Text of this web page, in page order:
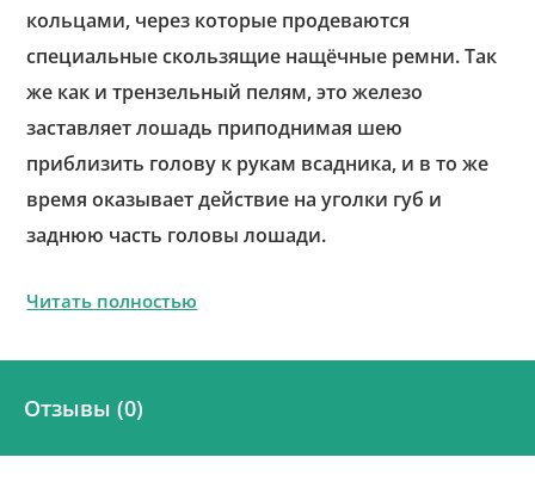
кольцами, через которые продеваются
специальные скользящие нащёчные ремни. Так
же как и трензельный пелям, это железо
заставляет лошадь приподнимая шею
приблизить голову к рукам всадника, и в то же
время оказывает действие на уголки губ и
заднюю часть головы лошади.
Читать полностью
Отзывы (0)